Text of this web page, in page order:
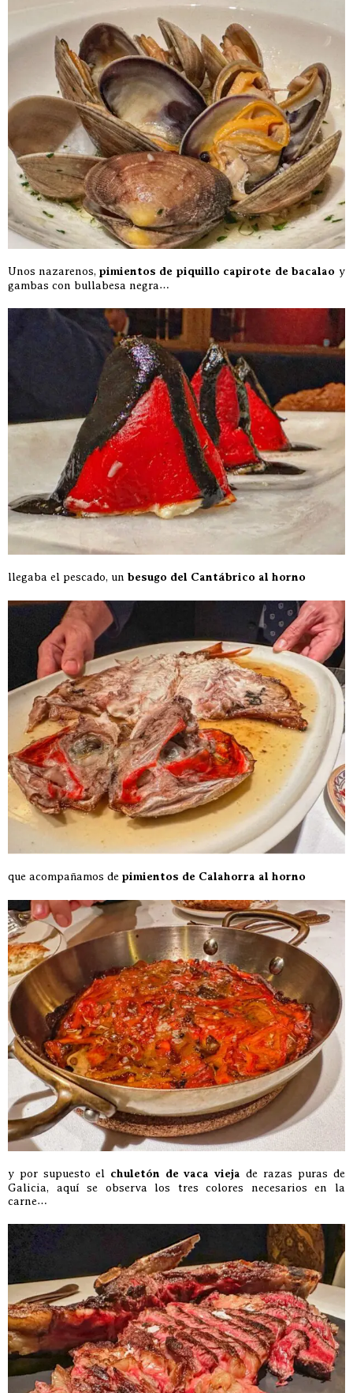
Unos nazarenos, pimientos de piquillo capirote de bacalao y
gambas con bullabesa negra…
llegaba el pescado, un besugo del Cantábrico al horno
que acompañamos de pimientos de Calahorra al horno
y por supuesto el chuletón de vaca vieja de razas puras de
Galicia, aquí se observa los tres colores necesarios en la
carne…